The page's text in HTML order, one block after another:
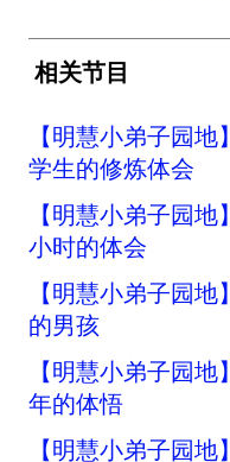
相关节目
【明慧小弟子园
学生的修炼体会
【明慧小弟子园
小时的体会
【明慧小弟子园
的男孩
【明慧小弟子园
年的体悟
【明慧小弟子园